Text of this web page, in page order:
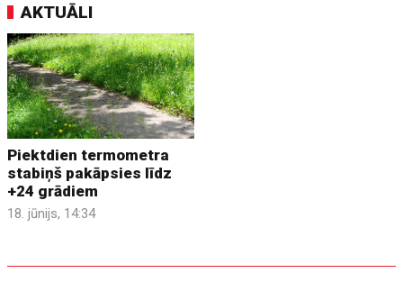
AKTUĀLI
Piektdien termometra
stabiņš pakāpsies līdz
+24 grādiem
18. jūnijs, 14:34